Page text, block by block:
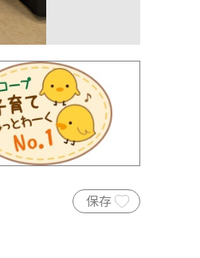
保存